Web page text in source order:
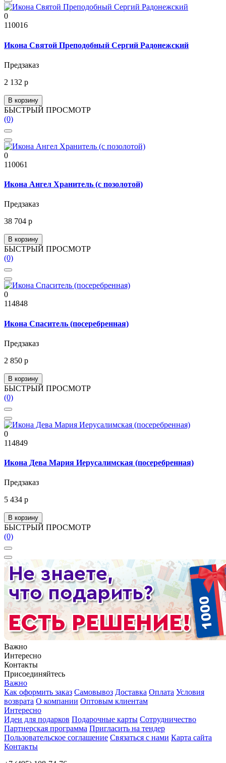
0
110016
Икона Святой Преподобный Сергий Радонежский
Предзаказ
2 132 р
В корзину
БЫСТРЫЙ ПРОСМОТР
(0)
0
110061
Икона Ангел Хранитель (с позолотой)
Предзаказ
38 704 р
В корзину
БЫСТРЫЙ ПРОСМОТР
(0)
0
114848
Икона Спаситель (посеребренная)
Предзаказ
2 850 р
В корзину
БЫСТРЫЙ ПРОСМОТР
(0)
0
114849
Икона Дева Мария Иерусалимская (посеребренная)
Предзаказ
5 434 р
В корзину
БЫСТРЫЙ ПРОСМОТР
(0)
Важно
Интересно
Контакты
Присоединяйтесь
Важно
Как оформить заказ Самовывоз Доставка Оплата Условия
возврата О компании Оптовым клиентам
Интересно
Идеи для подарков Подарочные карты Сотрудничество
Партнерская программа Пригласить на тендер
Пользовательское соглашение Связаться с нами Карта сайта
Контакты